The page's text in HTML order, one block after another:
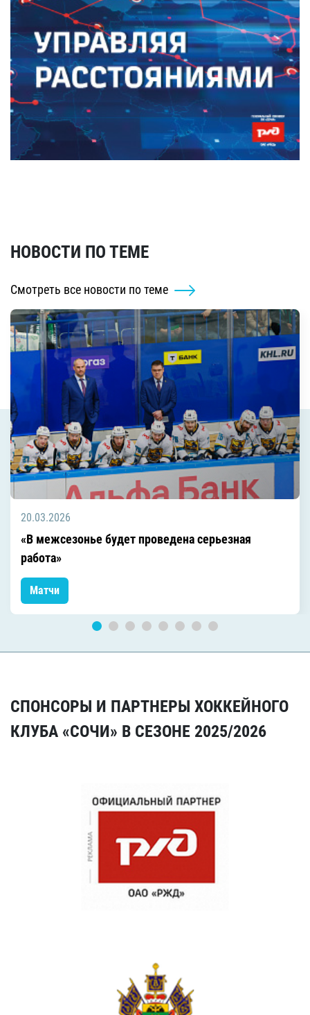
НОВОСТИ ПО ТЕМЕ
Смотреть все новости по теме
20.03.2026
«В межсезонье будет проведена серьезная
работа»
Матчи
СПОНСОРЫ И ПАРТНЕРЫ ХОККЕЙНОГО
КЛУБА «СОЧИ» В СЕЗОНЕ 2025/2026